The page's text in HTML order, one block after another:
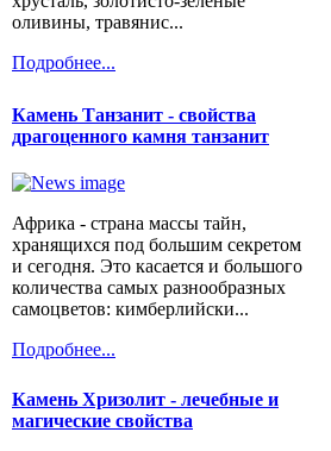
оливины, травянис...
Подробнее...
Камень Танзанит - свойства
драгоценного камня танзанит
Африка - страна массы тайн,
хранящихся под большим секретом
и сегодня. Это касается и большого
количества самых разнообразных
самоцветов: кимберлийски...
Подробнее...
Камень Хризолит - лечебные и
магические свойства